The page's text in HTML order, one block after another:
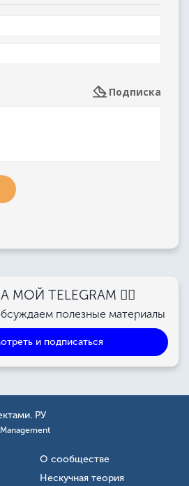
Подписка
TELEGRAM 👉🏻
полезные материалы
и подписаться
РУ
О сообществе
Нескучная теория